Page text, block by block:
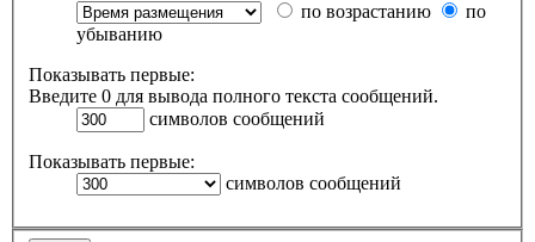
по возрастанию
по
убыванию
Показывать первые:
Введите 0 для вывода полного текста сообщений.
символов сообщений
Показывать первые:
символов сообщений